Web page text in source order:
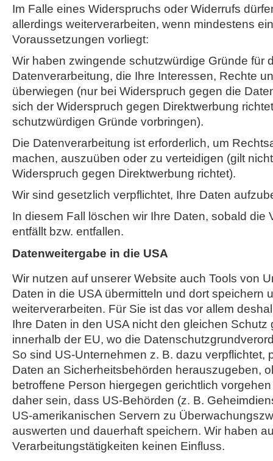
Im Falle eines Widerspruchs oder Widerrufs
allerdings weiterverarbeiten, wenn mindestens
Voraussetzungen vorliegt:
Wir haben zwingende schutzwürdige Gründe für
Datenverarbeitung, die Ihre Interessen, Rechte
überwiegen (nur bei Widerspruch gegen die
sich der Widerspruch gegen Direktwerbung
schutzwürdigen Gründe vorbringen).
Die Datenverarbeitung ist erforderlich, um
machen, auszuüben oder zu verteidigen (gilt
Widerspruch gegen Direktwerbung richtet).
Wir sind gesetzlich verpflichtet, Ihre Daten
In diesem Fall löschen wir Ihre Daten, sobald die
entfällt bzw. entfallen.
Datenweitergabe in die USA
Wir nutzen auf unserer Website auch Tools von
Daten in die USA übermitteln und dort speichern
weiterverarbeiten. Für Sie ist das vor allem
Ihre Daten in den USA nicht den gleichen Schutz
innerhalb der EU, wo die
So sind US-Unternehmen z. B. dazu verpflichtet,
Daten an Sicherheitsbehörden herauszugeben,
betroffene Person hiergegen gerichtlich
daher sein, dass US-Behörden (z. B.
US-amerikanischen Servern zu
auswerten und dauerhaft speichern. Wir haben
Verarbeitungstätigkeiten keinen Einfluss.